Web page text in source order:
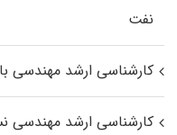
نفت
کارشناسی ارشد مهندسی
کارشناسی ارشد مهندسی